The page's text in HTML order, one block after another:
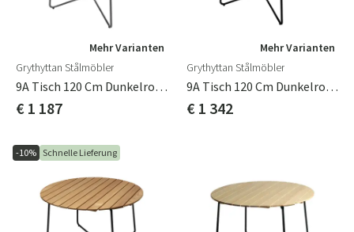
Mehr Varianten
Grythyttan Stålmöbler
9A Tisch 120 Cm Dunkelrot / Feuerverzinkt
€ 1 187
Mehr Varianten
Grythyttan Stålmöbler
9A Tisch 120 Cm Dunkelrot / Schwarz
€ 1 342
-10% Schnelle Lieferung